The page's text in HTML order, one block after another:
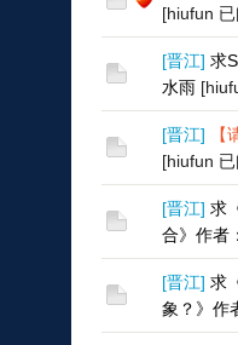
[hiufun 已
[晋江] 求
水雨
[晋江]
[hiufun 已
[晋江] 求
合》作者
[晋江] 求
象？》作